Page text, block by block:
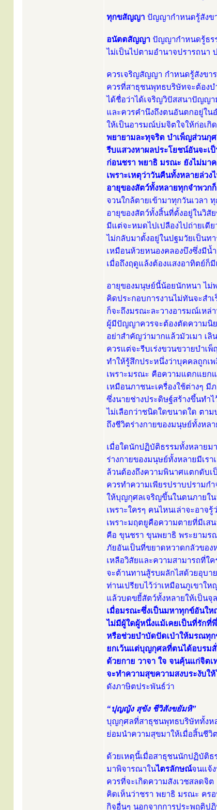
ทุกขสัญญา ปัญญากำหนดรู้สังข
อนัตตสัญญา ปัญญากำหนดรู้ธร
ไม่เป็นไปตามอำนาจปรารถนา
ควรเจริญสัญญา กำหนดรู้สังขา
ควรที่สาธุชนพุทธบริษัทจะต้องบ
ได้ชื่อว่าได้เจริญวิปัสสนาปัญญ
และควรคำนึงถึงตนอันตกอยู่ใ
ให้เป็นอารมณ์บ่มจิตใจให้ก่อเกิ
พยายามละทุจริต บำเพ็ญส่วนกุ
รีบแสวงหาผลประโยชน์อันจะเ
ก่อนชรา พยาธิ มรณะ ยังไม่มา
เพราะเหตุว่าวันคืนทั้งหลายล่ว
อายุของสัตว์ทั้งหลายทุกจำพวก
จวนใกล้ตายเข้ามาทุกวันเวลา
อายุของสัตว์ทั้งสิ้นที่ตั้งอยู่ในวิสั
มีแต่จะหมดไปเปลืองไปถ่ายเดีย
ไม่กลับมาตั้งอยู่ในปฐมวัยเป็นท
เหมือนห้วยหนองคลองบึงซึ่งมีน้
เมื่อถึงฤดูแล้งต้องแสงอาทิตย์ก็
อายุของมนุษย์นี้น้อยนักหนา ไม่
คิดประกอบการงานไม่ทันจะสำเ
ก็จะถึงมรณะละวางอารมณ์เหล่
ผู้มีปัญญาควรจะต้องตัดความนิ
อย่าสำคัญว่ามากแล้วมัวเมา เลิ
ควรแต่จะรีบเร่งขวนขวายบำเ
ทำให้รู้สึกประหนึ่งว่าบุคคลถูกเ
เพราะมรณะ คือความแตกแยก
เหมือนภาชนะเครื่องใช้ต่างๆ มี
ซึ่งนายช่างประดิษฐ์สร้างขึ้นทำ
ไม่เลือกว่าชนิดใดขนาดใด ตา
ถึงชีวิตร่างกายของมนุษย์ทั้งห
เมื่อใดนักปฏิบัติธรรมทั้งหลายม
ร่างกายของมนุษย์ทั้งหลายมีเรา
ล้วนต้องถึงความพินาศแตกดับเ
ควรทำความเพียรปราบปรามก
ให้บุญกุศลเจริญขึ้นในตนภายใ
เพราะใครๆ คนไหนเล่าจะอาจ
เพราะมฤตยูคือความตายที่มีเส
คือ ขุนชรา ขุนพยาธิ พระยาม
ภัยอันเป็นที่ขยาดหวาดกลัวขอ
เหลือวิสัยและความสามารถที่ใ
จะต้านทานสู้รบผลักไสด้วยอุบา
ท่านเปรียบไว้ว่าเหมือนภูเขาใ
แล้วบดขยี้สัตว์ทั้งหลายให้เป็นจุ
เมื่อมรณะซึ่งเป็นมหาทุกข์อันให
ไม่มีผู้ใดผู้หนึ่งแม้เคยเป็นที่รักที่
หรือช่วยบำบัดปัดเป่าให้มรณทุก
ยกเว้นแต่บุญกุศลที่ตนได้อบรมสั่
ด้วยกาย วาจา ใจ จนคุ้นแก่จิต
จะทำความสุขความสงบระงับใ
ดังภาษิตประพันธ์ว่า
“ปุญญัง สุขัง ชีวิสังขยัมหิ”
บุญกุศลที่สาธุชนพุทธบริษัททั้งห
ย่อมนำความสุขมาให้เมื่อสิ้นชีวิ
ด้วยเหตุนี้เมื่อสาธุชนนักปฏิบัติธ
มาพิจารณาในไตรลักษณ์จนแจ้
ควรที่จะเกิดความสังเวชสลดจิต
คิดเห็นว่าชรา พยาธิ มรณะ คร
กิจอื่นๆ นอกจากการประพฤติป